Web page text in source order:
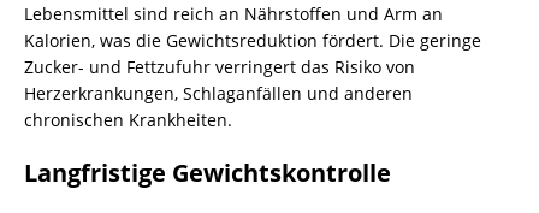
Lebensmittel sind reich an Nährstoffen und Arm an
Kalorien, was die Gewichtsreduktion fördert. Die geringe
Zucker- und Fettzufuhr verringert das Risiko von
Herzerkrankungen, Schlaganfällen und anderen
chronischen Krankheiten.
Langfristige Gewichtskontrolle